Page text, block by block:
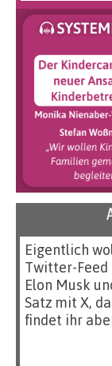
Eigentlich
Twitter-Feed
Elon Musk
Satz mit X,
findet ihr